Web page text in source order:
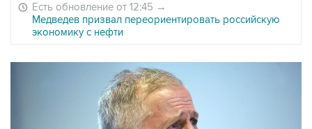
Есть обновление от 12:45 →
Медведев призвал переориентировать российскую
экономику с нефти